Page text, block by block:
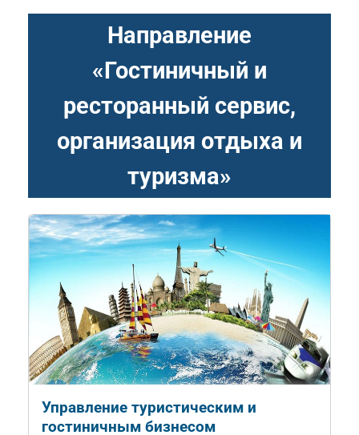
Направление
«Гостиничный и
ресторанный сервис,
организация отдыха и
туризма»
Управление туристическим и
гостиничным бизнесом